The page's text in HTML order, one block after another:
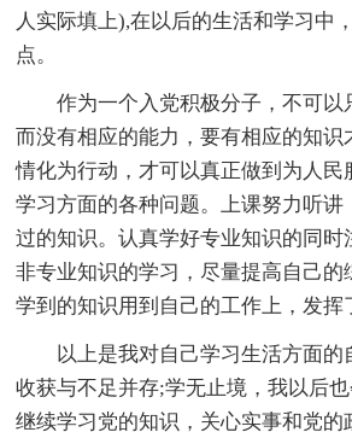
人实际填上),在以后的生活和学习中
点。
作为一个入党积极分子，不可以
而没有相应的能力，要有相应的知识
情化为行动，才可以真正做到为人民
学习方面的各种问题。上课努力听讲
过的知识。认真学好专业知识的同时
非专业知识的学习，尽量提高自己的
学到的知识用到自己的工作上，发挥
以上是我对自己学习生活方面的
收获与不足并存;学无止境，我以后
继续学习党的知识，关心实事和党的